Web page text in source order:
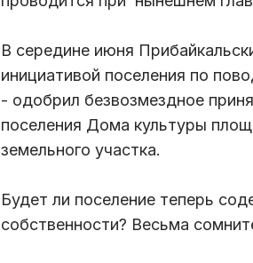
В середине июня
инициативой поселения по
- одобрил безвозмездное
поселения Дома культуры
земельного участка.
Будет ли поселение теперь
собственности? Весьма